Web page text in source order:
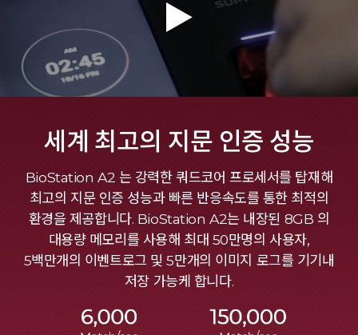
세계 최고의 지문 인증 성능
BioStation A2 는 강력한 쿼드코어 프로세서를 탑재해
최고의 지문 인증 성능과 빠른 반응속도를 통한 최적의
환경을 제공합니다. BioStation A2는 내장된 8GB 의
대용량 메모리를 사용해 최대 50만명의 사용자,
5백만개의 이벤트로그 및 5만개의 이미지 로그를 기기내
저장 가능케 합니다.